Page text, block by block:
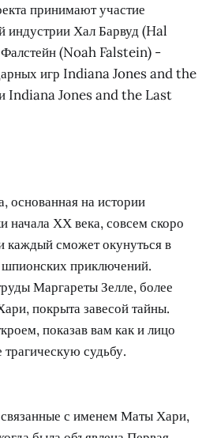
принимают участие
индустрии Хал Барвуд (Hal
(Noah Falstein) -
игр Indiana Jones and the
Indiana Jones and the Last
основанная на истории
начала ХХ века, совсем скоро
каждый сможет окунуться в
приключений.
Маргареты Зелле, более
покрыта завесой тайны.
показав вам как и лицо
судьбу.
с именем Маты Хари,